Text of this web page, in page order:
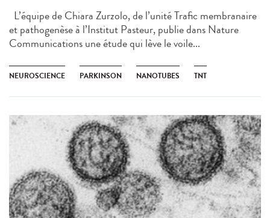
L’équipe de Chiara Zurzolo, de l’unité Trafic membranaire
et pathogenèse à l’Institut Pasteur, publie dans Nature
Communications une étude qui lève le voile...
NEUROSCIENCE PARKINSON NANOTUBES TNT